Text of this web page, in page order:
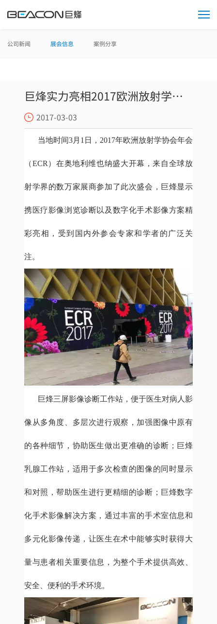
公司新闻 展会信息 案例分享
巨烽实力亮相2017欧洲放射学协
会年会
2017-03-03
当地时间3月1日，2017年欧洲放射学协会年会
（ECR）在奥地利维也纳盛大开幕，来自全球放
射学界的数万家展商参加了此次盛会，巨烽显示
携医疗影像浏览诊断以及数字化手术影像方案精
彩亮相，受到国内外参会专家和学者的广泛关
注。
巨烽三屏影像诊断工作站，便于医生对病人影
像从多角度、多层次进行观察，加强图像中原有
的各种细节，协助医生做出更准确的诊断；巨烽
乳腺工作站，适用于多次检查的图像的同时显示
和对照，帮助医生进行更精细的诊断；巨烽数字
化手术影像解决方案，通过丰富的手术室信息和
多元化影像传递，让医生在术中能够实时获得大
量与患者相关重要信息，为整个手术提供高效、
安全、便利的手术环境。